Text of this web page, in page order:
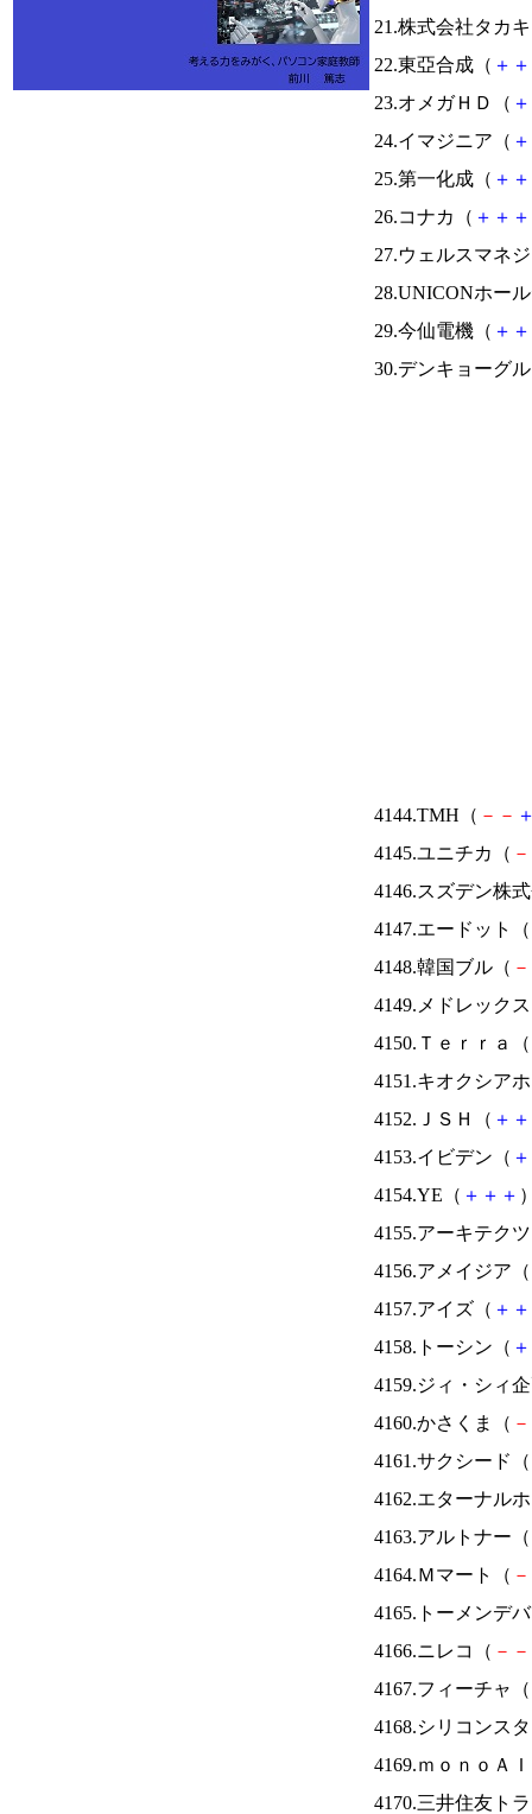
21.株式会社タカ
22.東亞合成（ ＋ ＋
23.オメガＨＤ（ ＋
24.イマジニア（ ＋
25.第一化成（ ＋ ＋
26.コナカ（ ＋ ＋ ＋
27.ウェルスマネ
28.UNICONホー
29.今仙電機（ ＋ ＋
30.デンキョーグ
4144.TMH（ － －
4145.ユニチカ（ －
4146.スズデン株
4147.エードット（
4148.韓国ブル（ －
4149.メドレック
4150.Ｔｅｒｒａ（
4151.キオクシア
4152.ＪＳＨ（ ＋ ＋
4153.イビデン（ ＋
4154.YE（ ＋ ＋ ＋
4155.アーキテク
4156.アメイジア（
4157.アイズ（ ＋ ＋
4158.トーシン（ ＋
4159.ジィ・シィ
4160.かさくま（ －
4161.サクシード（
4162.エターナル
4163.アルトナー（
4164.Ｍマート（ －
4165.トーメンデ
4166.ニレコ（ － －
4167.フィーチャ（
4168.シリコンス
4169.ｍｏｎｏＡ
4170.三井住友ト